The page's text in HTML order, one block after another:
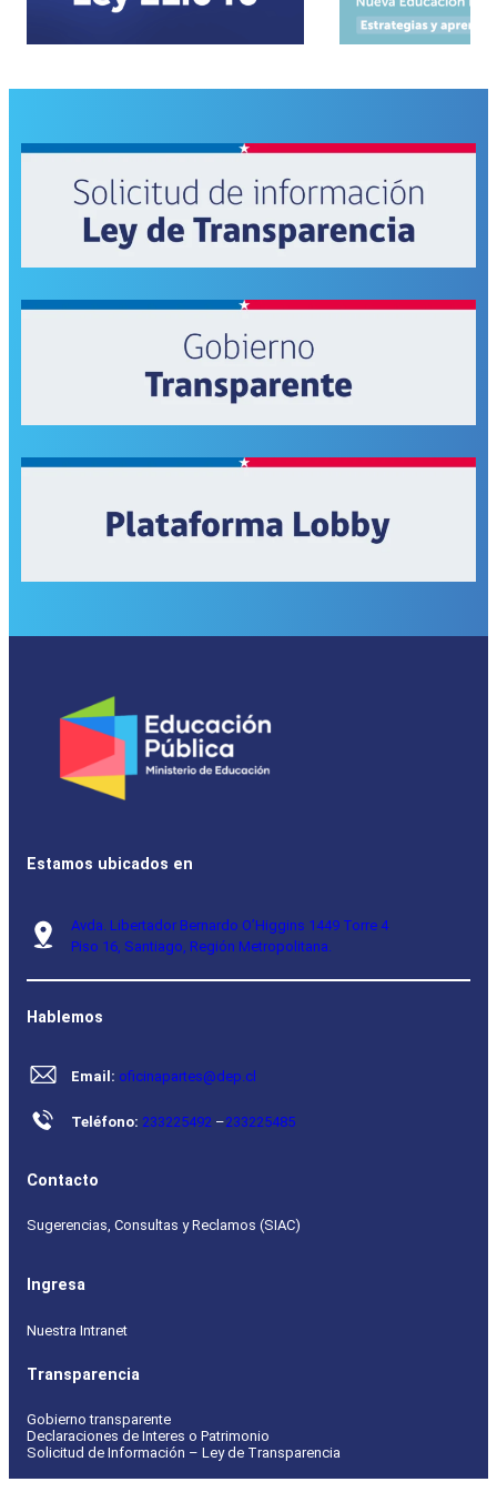
Estamos ubicados en
Avda. Libertador Bernardo O’Higgins 1449 Torre 4
Piso 16, Santiago, Región Metropolitana.
Hablemos
Email: oficinapartes@dep.cl
Teléfono: 233225492 –233225485
Contacto
Sugerencias, Consultas y Reclamos (SIAC)
Ingresa
Nuestra Intranet
Transparencia
Gobierno transparente
Declaraciones de Interes o Patrimonio
Solicitud de Información – Ley de Transparencia